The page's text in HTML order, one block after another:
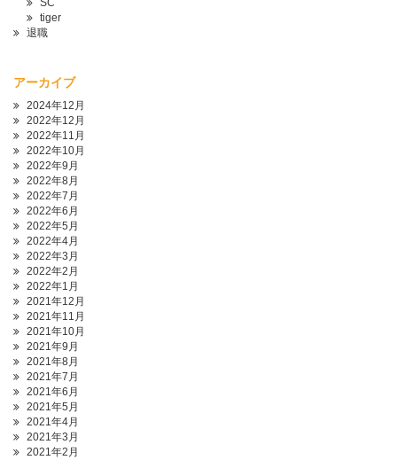
SC
tiger
退職
アーカイブ
2024年12月
2022年12月
2022年11月
2022年10月
2022年9月
2022年8月
2022年7月
2022年6月
2022年5月
2022年4月
2022年3月
2022年2月
2022年1月
2021年12月
2021年11月
2021年10月
2021年9月
2021年8月
2021年7月
2021年6月
2021年5月
2021年4月
2021年3月
2021年2月